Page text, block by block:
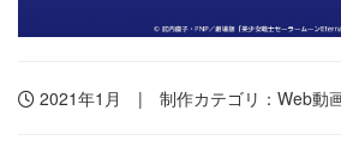
2021年1月 | 制作カテゴリ： Web動